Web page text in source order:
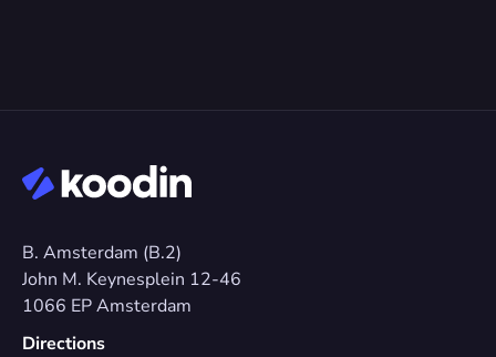
B. Amsterdam (B.2)
John M. Keynesplein 12-46
1066 EP Amsterdam
Directions